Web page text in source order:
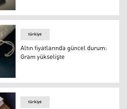
ivmesi sürüyor: Piyasalarda
durum: Gram yükselişte
türkiye
Altın fiyatlarında güncel durum:
Gram yükselişte
türkiye